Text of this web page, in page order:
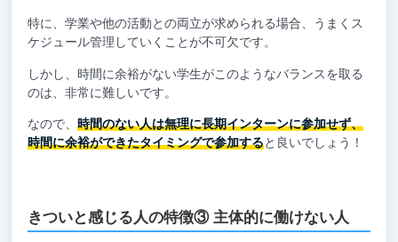
特に、学業や他の活動との両立が求められる場合、うまくス
ケジュール管理していくことが不可欠です。
しかし、時間に余裕がない学生がこのようなバランスを取る
のは、非常に難しいです。
なので、 時間のない人は無理に長期インターンに参加せず、
時間に余裕ができたタイミングで参加すると良いでしょう！
きついと感じる人の特徴③ 主体的に働けない人